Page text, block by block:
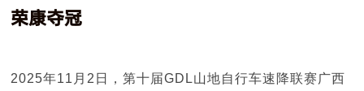
荣康夺冠
2025年11月2日，第十届GDL山地自行车速降联赛广西